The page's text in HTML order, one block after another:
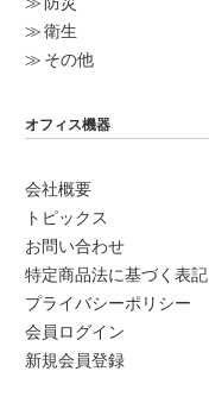
衛生
その他
オフィス機器
会社概要
トピックス
お問い合わせ
特定商品法に基づく表記
プライバシーポリシー
会員ログイン
新規会員登録